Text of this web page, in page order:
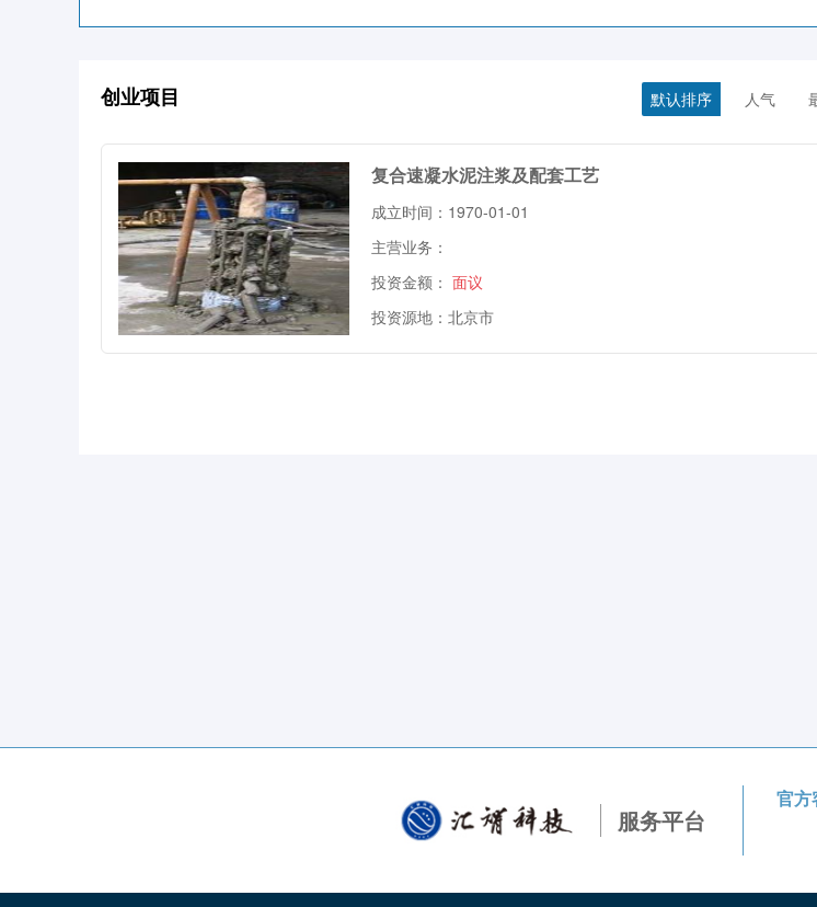
创业项目 默认排序 人气
复合速凝水泥注浆及配套工艺
成立时间：1970-01-01
主营业务：
投资金额： 面议
投资源地：北京市
服务平台
官方